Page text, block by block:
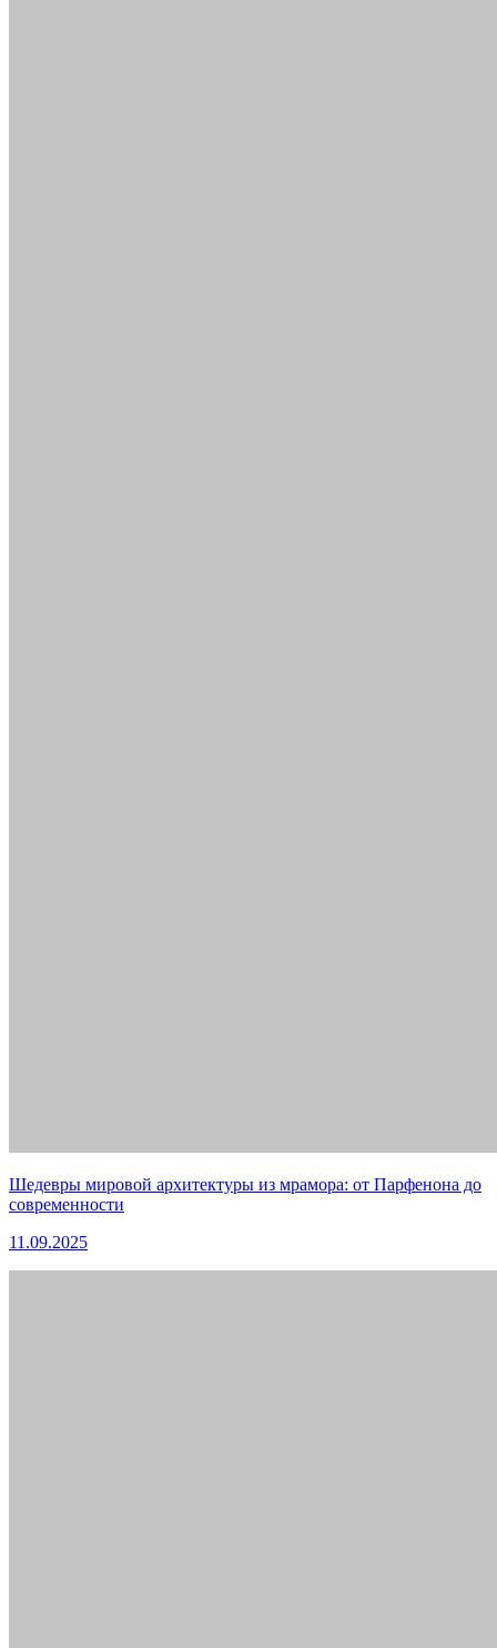
Шедевры мировой архитектуры из мрамора: от Парфенона до
современности
11.09.2025